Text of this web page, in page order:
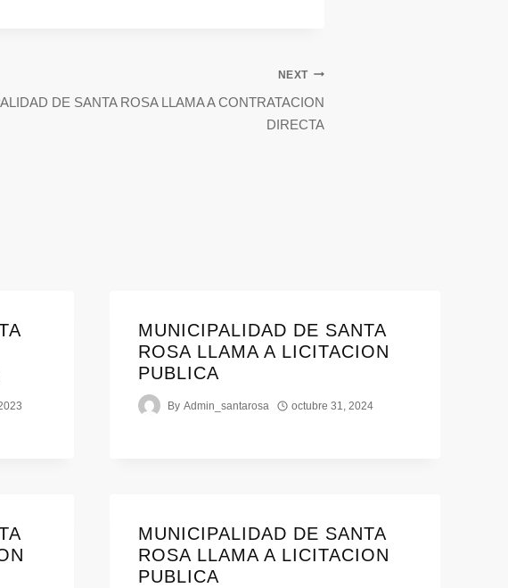
NEXT
DE SANTA ROSA LLAMA A CONTRATACION
DIRECTA
MUNICIPALIDAD DE SANTA
ROSA LLAMA A LICITACION
PUBLICA
By Admin_santarosa octubre 31, 2024
MUNICIPALIDAD DE SANTA
ROSA LLAMA A LICITACION
PUBLICA